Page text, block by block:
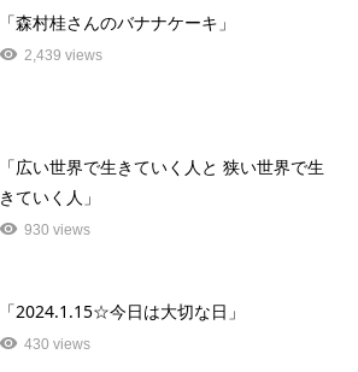
「森村桂さんのバナナケーキ」
2,439 views
「広い世界で生きていく人と 狭い世界で生
きていく人」
930 views
「2024.1.15☆今日は大切な日」
430 views